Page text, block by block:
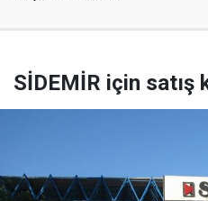
SİDEMİR için satış